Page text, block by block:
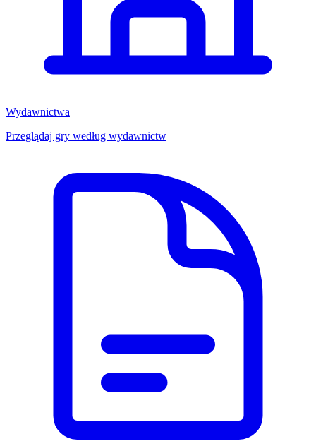
Wydawnictwa
Przeglądaj gry według wydawnictw